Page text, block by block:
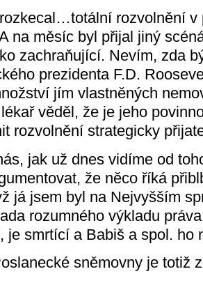
rozvolnění v
na měsíc byl přijal jiný
zachraňující. Nevím, zda
prezidenta F.D.
jím vlastněných
věděl, že je jeho
rozvolnění strategicky
jak už dnes vidíme od
že něco říká
já jsem byl na Nejvyšším
rozumného výkladu
je smrtící a Babiš a spol. ho
sněmovny je totiž